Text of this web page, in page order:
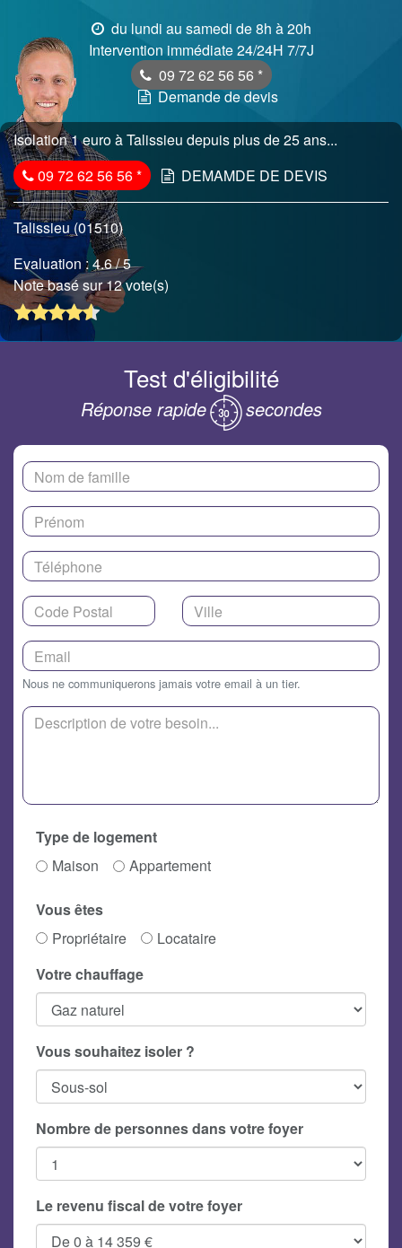
du lundi au samedi de 8h à 20h
Intervention immédiate 24/24H 7/7J
09 72 62 56 56 *
Demande de devis
Isolation 1 euro à Talissieu depuis plus de 25 ans...
09 72 62 56 56* DEMAMDE DE DEVIS
Talissieu (01510)
Evaluation :4.6/ 5
Note basé sur 12 vote(s)
Test d'éligibilité
Réponse rapide secondes
Nous ne communiquerons jamais votre email à un tier.
Type de logement
Maison
Appartement
Vous êtes
Propriétaire
Locataire
Votre chauffage
Vous souhaitez isoler ?
Nombre de personnes dans votre foyer
Le revenu fiscal de votre foyer